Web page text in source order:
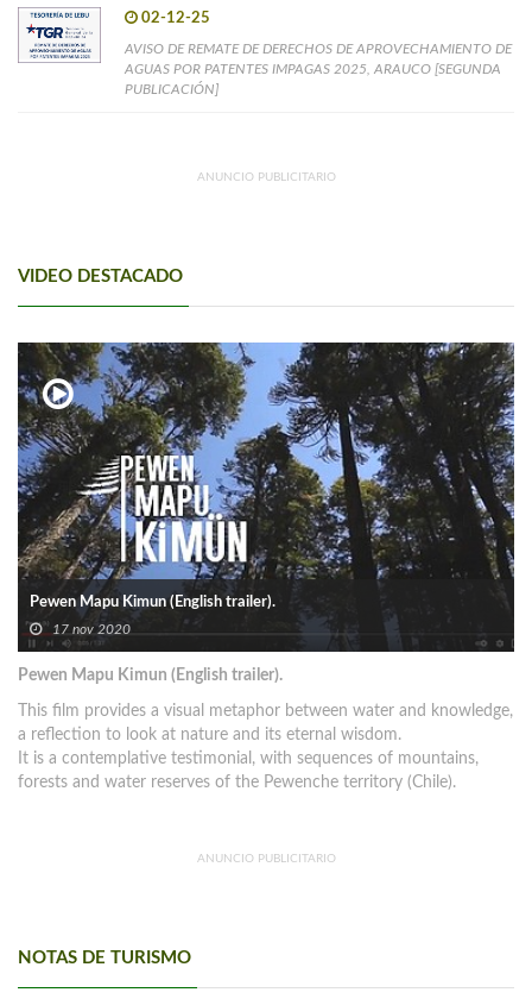
02-12-25
AVISO DE REMATE DE DERECHOS DE APROVECHAMIENTO DE
AGUAS POR PATENTES IMPAGAS 2025, ARAUCO [SEGUNDA
PUBLICACIÓN]
ANUNCIO PUBLICITARIO
VIDEO DESTACADO
Pewen Mapu Kimun (English trailer).
17 nov 2020
Pewen Mapu Kimun (English trailer).
This film provides a visual metaphor between water and knowledge,
a reflection to look at nature and its eternal wisdom.
It is a contemplative testimonial, with sequences of mountains,
forests and water reserves of the Pewenche territory (Chile).
ANUNCIO PUBLICITARIO
NOTAS DE TURISMO